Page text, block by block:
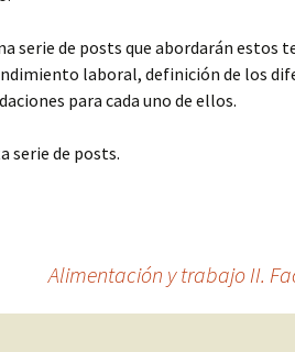
serie de posts que abordarán estos
laboral, definición de los
para cada uno de ellos.
serie de posts.
Alimentación y trabajo II.